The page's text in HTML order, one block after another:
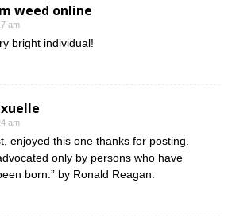
weed online
am
bright individual!
am
enjoyed this one thanks for posting.
only by persons who have
born.” by Ronald Reagan.